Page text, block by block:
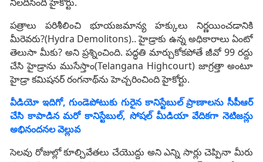
పత్రాలు పరిశీలించి భూయజమాన్య హక్కులు నిర్ణయించడానికి
మీరెవరు?(Hydra Demolitons).. హైడ్రాకు ఉన్న అధికారాలు ఏంటో
తెలుసా మీకు? అని ప్రశ్నించింది. పద్ధతి మార్చుకోకపోతే జీవో 99 రద్దు
చేసి హైడ్రాను ముసేస్తాం(Telangana Highcourt) జాగ్రత్తా అంటూ
హైడ్రా కమిషనర్ రంగనాథ్‌ను హెచ్చరించింది హైకోర్టు.
వీడియో ఇదిగో, గుండెపోటుకు గురైన కానిస్టేబుల్ ప్రాణాలను సీపీఆర్
చేసి కాపాడిన మరో కానిస్టేబుల్, సోషల్ మీడియా వేదికగా నెటిజన్లు
అభినందనల వెల్లువ
సెలవు రోజుల్లో కూల్చివేతలు చేయొద్దు అని ఎన్ని సార్లు చెప్పినా మీరు